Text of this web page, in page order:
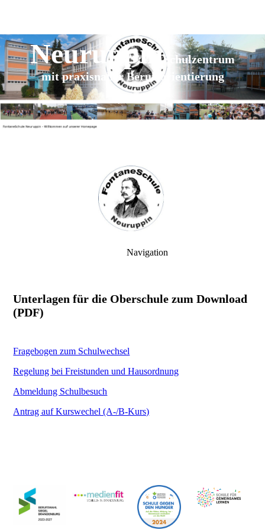
NeuruppinS
chulzentrum
mit praxisnaher Berufsorientierung
Navigation
Unterlagen für die Oberschule zum Download
(PDF)
Fragebogen zum Schulwechsel
Regelung bei Freistunden und Hausordnung
Abmeldung Schulbesuch
Antrag auf Kurswechel (A-/B-Kurs)